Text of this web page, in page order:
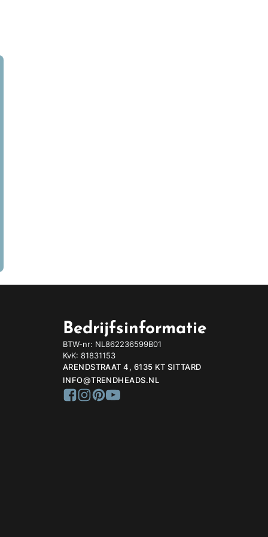
Bedrijfsinformatie
BTW-nr: NL862236599B01
KvK: 81831153
ARENDSTRAAT 4, 6135 KT SITTARD
INFO@TRENDHEADS.NL